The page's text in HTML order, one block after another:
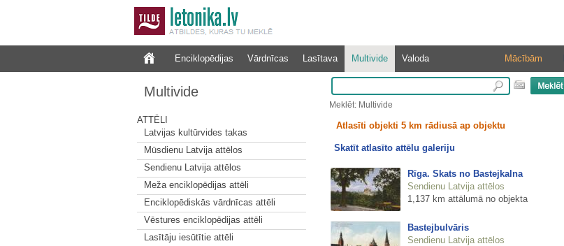
Enciklopēdijas Vārdnīcas Lasītava Multivide Valoda Mācībām
Multivide
ATTĒLI
Latvijas kultūrvides takas
Mūsdienu Latvija attēlos
Sendienu Latvija attēlos
Meža enciklopēdijas attēli
Enciklopēdiskās vārdnīcas attēli
Vēstures enciklopēdijas attēli
Lasītāju iesūtītie attēli
Meklēt: Multivide
Atlasīti objekti 5 km rādiusā ap objektu
Skatīt atlasīto attēlu galeriju
Rīga. Skats no Bastejkalna
Sendienu Latvija attēlos
1,137 km attālumā no objekta
Bastejbulvāris
Sendienu Latvija attēlos